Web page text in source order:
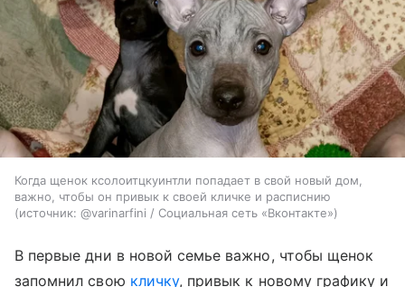
Когда щенок ксолоитцкуинтли попадает в свой новый дом,
важно, чтобы он привык к своей кличке и расписнию
источник: @varinarfini / Социальная сеть «Вконтакте»
В первые дни в новой семье важно, чтобы щенок
запомнил свою кличку, привык к новому графику и